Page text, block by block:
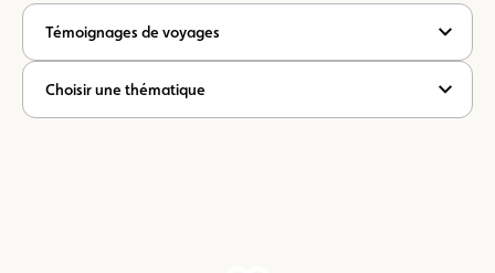
Carte membre Avantages Contrat de vente
Vignette Location
Témoignages de voyages
Choisir une thématique